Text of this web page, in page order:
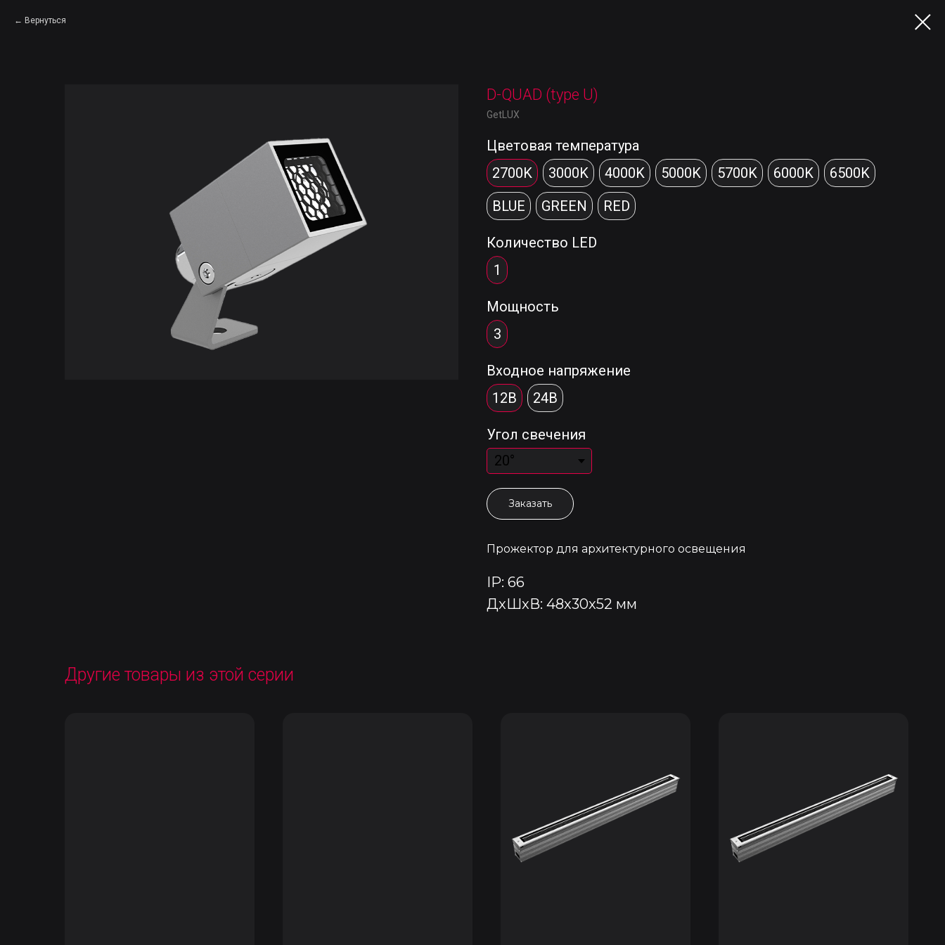
Вернуться
D-QUAD (type U)
GetLUX
Цветовая температура
2700K
3000K 4000K 5000K 5700K 6000K
6500K
BLUE
GREEN RED
Количество LED
1
Мощность
3
Входное напряжение
12В
24В
Угол свечения
Заказать
Прожектор для архитектурного освещения
IP: 66
ДxШxВ: 48x30x52 мм
Другие товары из этой серии